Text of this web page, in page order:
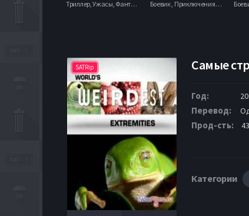
Триллер, Ужасы, Фантастика, Боевик , Приключения, Фантастика, Фэнтези,
SATRip Самые
Год:
Перевод:
Прод-сть:
Категории